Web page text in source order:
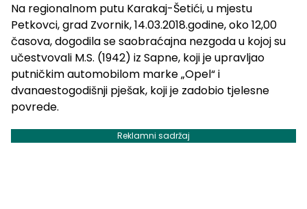
Na regionalnom putu Karakaj-Šetići, u mjestu
Petkovci, grad Zvornik, 14.03.2018.godine, oko 12,00
časova, dogodila se saobraćajna nezgoda u kojoj su
učestvovali M.S. (1942) iz Sapne, koji je upravljao
putničkim automobilom marke „Opel“ i
dvanaestogodišnji pješak, koji je zadobio tjelesne
povrede.
Reklamni sadržaj